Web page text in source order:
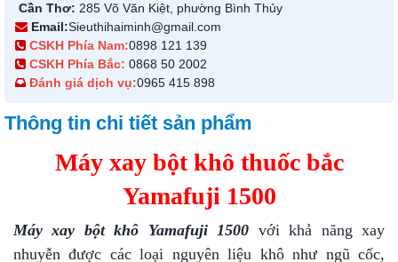
Cần Thơ: 285 Võ Văn Kiệt, phường Bình Thủy
Email:Sieuthihaiminh@gmail.com
CSKH Phía Nam:0898 121 139
CSKH Phía Bắc: 0868 50 2002
Đánh giá dịch vụ:0965 415 898
Thông tin chi tiết sản phẩm
Máy xay bột khô thuốc bắc
Yamafuji 1500
Máy xay bột khô Yamafuji 1500 với khả năng xay
nhuyễn được các loại nguyên liệu khô như ngũ cốc,